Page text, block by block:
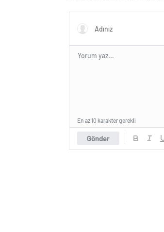
Gönder
En az 10 karakter gerekli